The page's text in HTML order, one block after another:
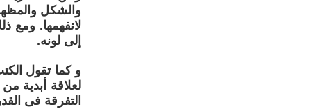
والشكل
لانفهمها. ومع
إلى لونه.
و كما تقول
لعلاقة أبدية
التفرقة فى